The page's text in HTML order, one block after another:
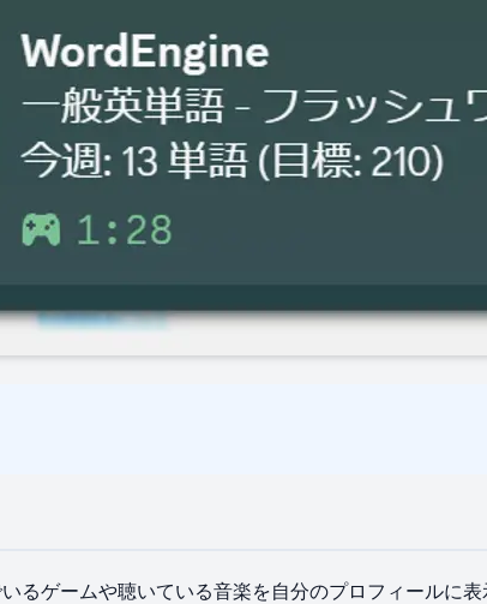
いる​ゲームや​聴いている​音楽を​自分の​プロフィールに​